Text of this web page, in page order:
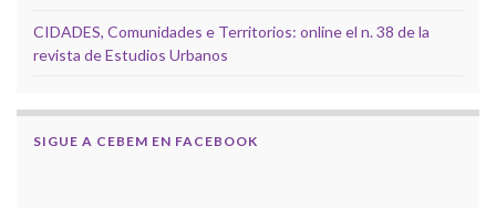
CIDADES, Comunidades e Territorios: online el n. 38 de la
revista de Estudios Urbanos
SIGUE A CEBEM EN FACEBOOK